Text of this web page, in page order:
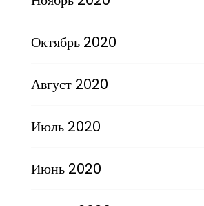
Октябрь 2020
Август 2020
Июль 2020
Июнь 2020